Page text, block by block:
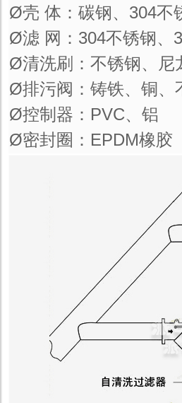
Ø壳 体：碳钢、304不
Ø滤 网：304不锈钢、
Ø清洗刷：不锈钢、尼
Ø排污阀：铸铁、铜、
Ø控制器：PVC、铝
Ø密封圈：EPDM橡胶